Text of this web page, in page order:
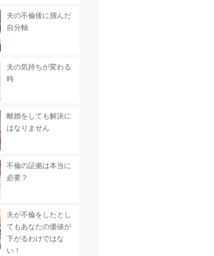
夫の不倫後に掴んだ
自分軸
夫の気持ちが変わる
時
離婚をしても解決に
はなりません
不倫の証拠は本当に
必要？
夫が不倫をしたとし
てもあなたの価値が
下がるわけではな
い！